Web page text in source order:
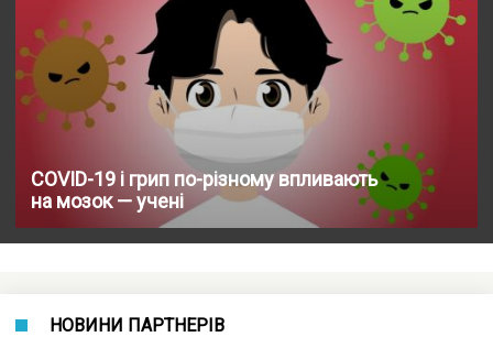
COVID-19 і грип по-різному впливають
на мозок — учені
НОВИНИ ПАРТНЕРІВ